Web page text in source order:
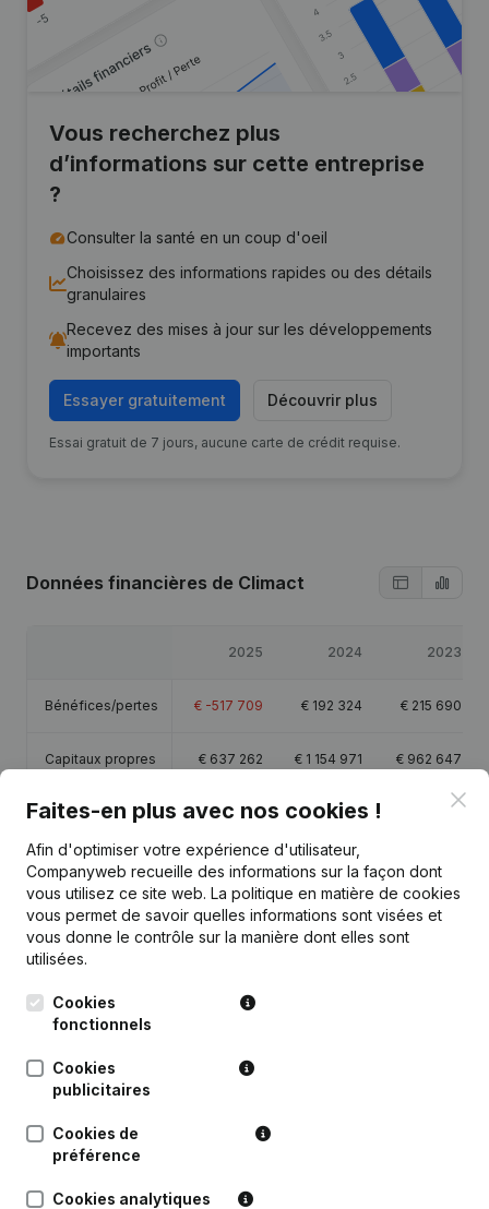
Vous recherchez plus
d’informations sur cette entreprise
?
Consulter la santé en un coup d'oeil
Choisissez des informations rapides ou des détails
granulaires
Recevez des mises à jour sur les développements
importants
Essayer gratuitement Découvrir plus
Essai gratuit de 7 jours, aucune carte de crédit requise.
Données financières de Climact
2025 2024 2023
Bénéfices/pertes € -517 709 € 192 324 € 215 690
Capitaux propres € 637 262 € 1 154 971 € 962 647
Marge brute €2 798 688 €3 291 357 2 717 653
Personnel 41,5 32,4
Publications
Date Publication
Faites-en plus avec nos cookies !
Afin d'optimiser votre expérience d'utilisateur,
Companyweb recueille des informations sur la façon dont
vous utilisez ce site web. La politique en matière de cookies
vous permet de savoir quelles informations sont visées et
vous donne le contrôle sur la manière dont elles sont
utilisées.
Cookies
fonctionnels
Cookies
publicitaires
Cookies de
préférence
Cookies analytiques